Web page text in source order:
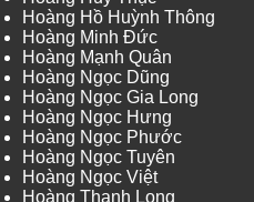
Hoàng Hồ Huỳnh Thông
Hoàng Minh Đức
Hoàng Mạnh Quân
Hoàng Ngọc Dũng
Hoàng Ngọc Gia Long
Hoàng Ngọc Hưng
Hoàng Ngọc Phước
Hoàng Ngọc Tuyên
Hoàng Ngọc Việt
Hoàng Thanh Long